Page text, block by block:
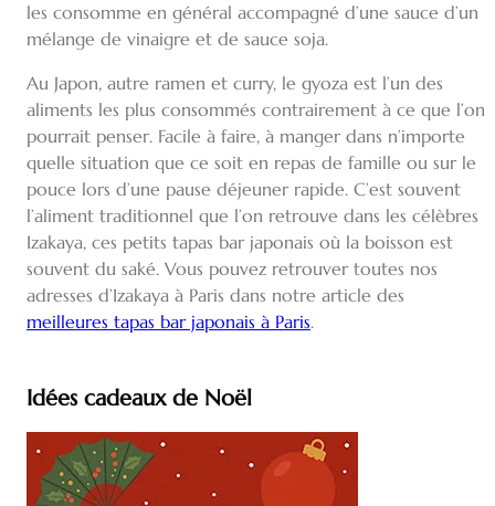
Idées cadeaux de Noël
les consomme en général accompagné d’une sauce d’un
mélange de vinaigre et de sauce soja.
Au Japon, autre ramen et curry, le gyoza est l’un des
aliments les plus consommés contrairement à ce que l’on
pourrait penser. Facile à faire, à manger dans n’importe
quelle situation que ce soit en repas de famille ou sur le
pouce lors d’une pause déjeuner rapide. C’est souvent
l’aliment traditionnel que l’on retrouve dans les célèbres
Izakaya, ces petits tapas bar japonais où la boisson est
souvent du saké. Vous pouvez retrouver toutes nos
adresses d’Izakaya à Paris dans notre article des
meilleures tapas bar japonais à Paris.